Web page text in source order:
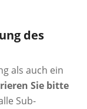
des
als auch ein
Sie bitte
Sub-